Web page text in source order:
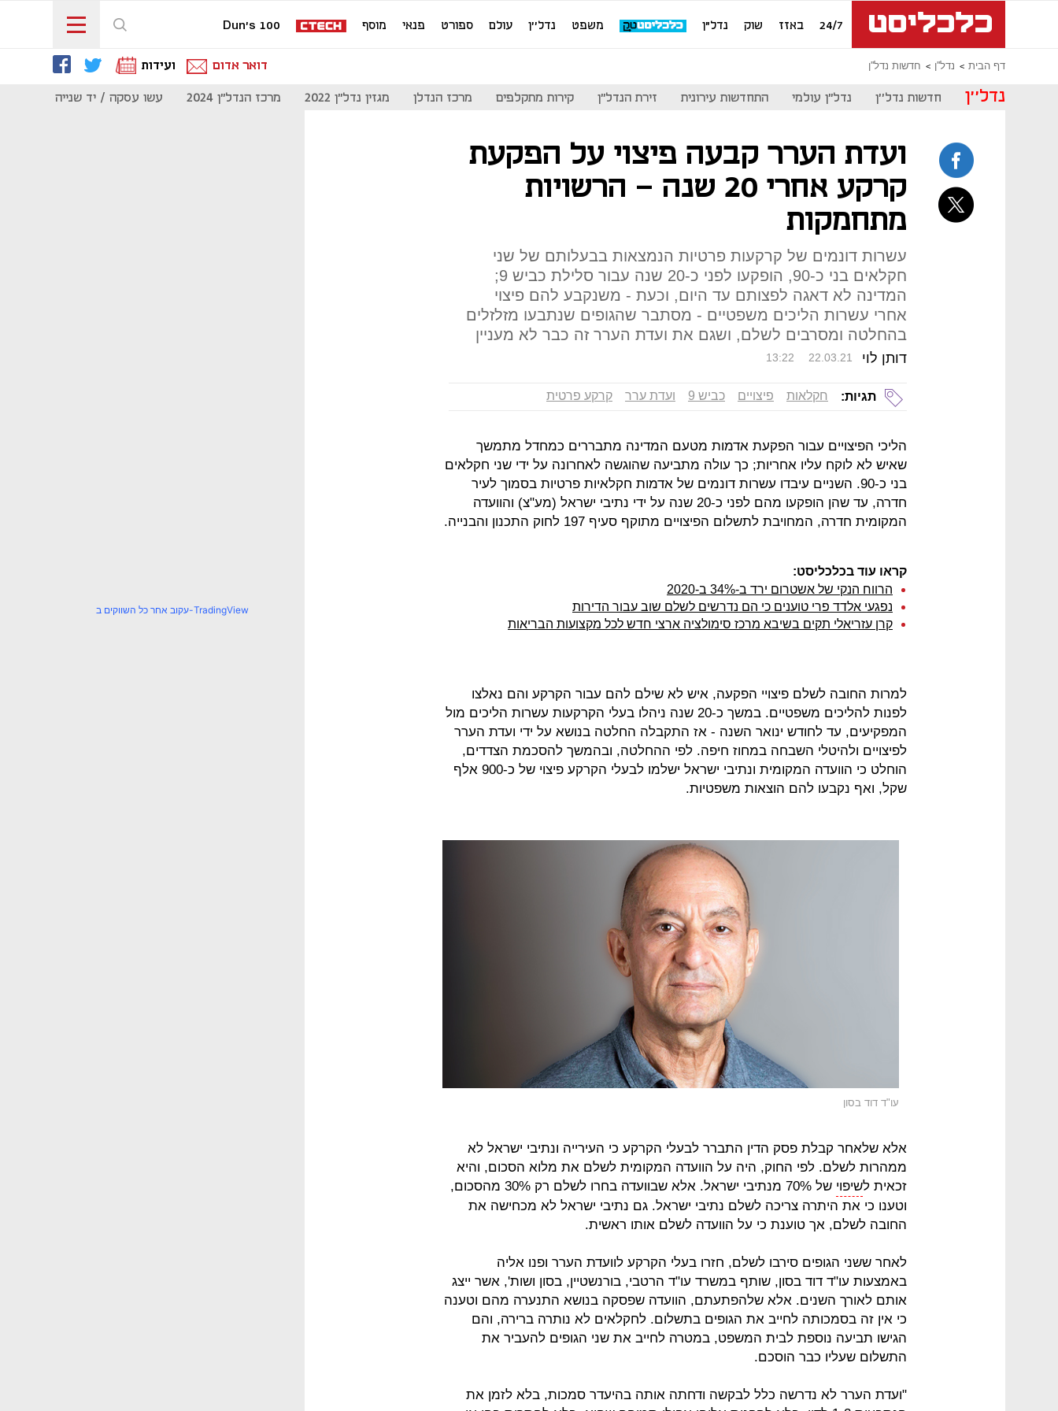
24/7 באזז שוק נדל"ן משפט נדל''ן עולם ספורט פנאי מוסף Dun's 100
דף הבית נדל''ן חדשות נדל''ן דואר אדום ועידות
נדל''ן חדשות נדל''ן נדל"ן עולמי התחדשות עירונית זירת הנדל"ן קירות מתקלפים מרכז הנדלן מגזין נדל"ן 2022 מרכז הנדל"ן 2024 עשו עסקה / יד שנייה
ועדת הערר קבעה פיצוי על הפקעת
קרקע אחרי 20 שנה - הרשויות
מתחמקות
עשרות דונמים של קרקעות פרטיות הנמצאות בבעלותם של שני
חקלאים בני כ-90, הופקעו לפני כ-20 שנה עבור סלילת כביש 9;
המדינה לא דאגה לפצותם עד היום, וכעת - משנקבע להם פיצוי
אחרי עשרות הליכים משפטיים - מסתבר שהגופים שנתבעו מזלזלים
בהחלטה ומסרבים לשלם, ושגם את ועדת הערר זה כבר לא מעניין
דותן לוי 13:22 22.03.21
תגיות: חקלאות פיצויים כביש 9 ועדת ערר קרקע פרטית
הליכי הפיצויים עבור הפקעת אדמות מטעם המדינה מתבררים כמחדל מתמשך
שאיש לא לוקח עליו אחריות; כך עולה מתביעה שהוגשה לאחרונה על ידי שני חקלאים
בני כ-90. השניים עיבדו עשרות דונמים של אדמות חקלאיות פרטיות בסמוך לעיר
חדרה, עד שהן הופקעו מהם לפני כ-20 שנה על ידי נתיבי ישראל (מע"צ) והוועדה
המקומית חדרה, המחויבת לתשלום הפיצויים מתוקף סעיף 197 לחוק התכנון והבנייה.
קראו עוד בכלכליסט:
הרווח הנקי של אשטרום ירד ב-34% ב-2020
נפגעי אלדד פרי טוענים כי הם נדרשים לשלם שוב עבור הדירות
קרן עזריאלי תקים בשיבא מרכז סימולציה ארצי חדש לכל מקצועות הבריאות
למרות החובה לשלם פיצויי הפקעה, איש לא שילם להם עבור הקרקע והם נאלצו
לפנות להליכים משפטיים. במשך כ-20 שנה ניהלו בעלי הקרקעות עשרות הליכים מול
המפקיעים, עד לחודש ינואר השנה - אז התקבלה החלטה בנושא על ידי ועדת הערר
לפיצויים ולהיטלי השבחה במחוז חיפה. לפי ההחלטה, ובהמשך להסכמת הצדדים,
הוחלט כי הוועדה המקומית ונתיבי ישראל ישלמו לבעלי הקרקע פיצוי של כ-900 אלף
שקל, ואף נקבעו להם הוצאות משפטיות.
עו"ד דוד בסון
אלא שלאחר קבלת פסק הדין התברר לבעלי הקרקע כי העירייה ונתיבי ישראל לא
ממהרות לשלם. לפי החוק, היה על הוועדה המקומית לשלם את מלוא הסכום, והיא
זכאית לשיפוי
של 70% מנתיבי ישראל. אלא שבוועדה בחרו לשלם רק 30% מהסכום,
וטענו כי את היתרה צריכה לשלם נתיבי ישראל. גם נתיבי ישראל לא מכחישה את
החובה לשלם, אך טוענת כי על הוועדה לשלם אותו ראשית.
לאחר ששני הגופים סירבו לשלם, חזרו בעלי הקרקע לוועדת הערר ופנו אליה
באמצעות עו"ד דוד בסון, שותף במשרד עו"ד הרטבי, בורנשטיין, בסון ושות', אשר ייצג
אותם לאורך השנים. אלא שלהפתעתם, הוועדה שפסקה בנושא התנערה מהם וטענה
כי אין זה בסמכותה לחייב את הגופים בתשלום. לחקלאים לא נותרה ברירה, והם
הגישו תביעה נוספת לבית המשפט, במטרה לחייב את שני הגופים להעביר את
התשלום שעליו כבר הוסכם.
"ועדת הערר לא נדרשה כלל לבקשה ודחתה אותה בהיעדר סמכות, בלא לזמן את
עקוב אחר כל השווקים ב-TradingView